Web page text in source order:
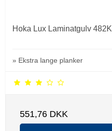
Hoka Lux Laminatgulv 482K
» Ekstra lange planker
551,76 DKK